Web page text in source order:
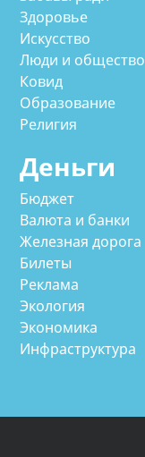
Здоровье
Искусство
Люди и общество
Ковид
Образование
Религия
Деньги
Бюджет
Валюта и банки
Железная дорога
Билеты
Реклама
Экология
Экономика
Инфраструктура